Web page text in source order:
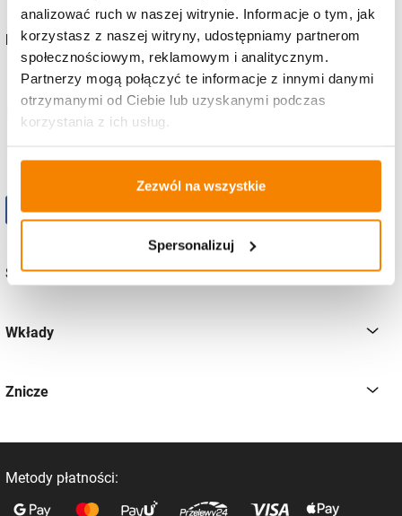
analizować ruch w naszej witrynie. Informacje o tym, jak
korzystasz z naszej witryny, udostępniamy partnerom
społecznościowym, reklamowym i analitycznym.
Partnerzy mogą połączyć te informacje z innymi danymi
otrzymanymi od Ciebie lub uzyskanymi podczas
korzystania z ich usług.
Zezwól na wszystkie
Spersonalizuj
Kontakt
+48 736 919 922
sklep@zniczefenix.pl
Sklep
Wkłady
Znicze
Metody płatności: